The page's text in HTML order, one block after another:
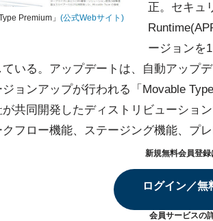
Premium」 (公式Webサイト)
正。セキュ
ージョンを
ている。アップデートは、自動アップ
ョンアップが行われる「Movable
が共同開発したディストリビューショ
フロー機能、ステージング機能、プ
新規無料会員登
ログイン／無
会員サービスの